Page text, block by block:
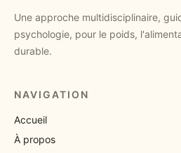
Une approche multidisciplinaire,
psychologie, pour le poids,
durable.
NAVIGATION
Accueil
À propos